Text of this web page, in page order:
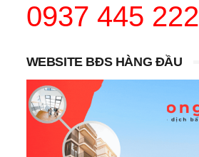
0937 445 222
WEBSITE BĐS HÀNG ĐẦU